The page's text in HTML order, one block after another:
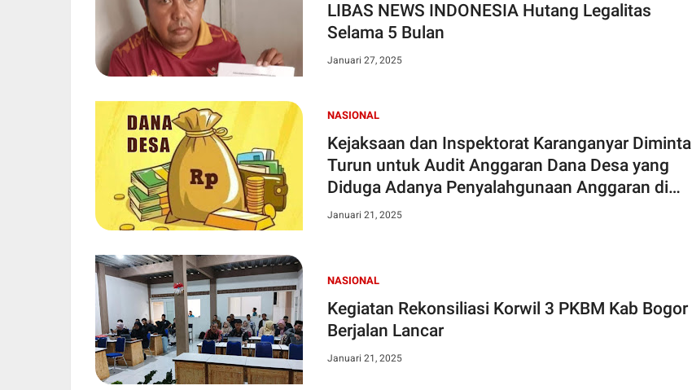
LIBAS NEWS INDONESIA Hutang Legalitas
Selama 5 Bulan
Januari 27, 2025
NASIONAL
Kejaksaan dan Inspektorat Karanganyar Diminta
Turun untuk Audit Anggaran Dana Desa yang
Diduga Adanya Penyalahgunaan Anggaran di
Desa Ngemplak Karangpandan
Januari 21, 2025
NASIONAL
Kegiatan Rekonsiliasi Korwil 3 PKBM Kab Bogor
Berjalan Lancar
Januari 21, 2025